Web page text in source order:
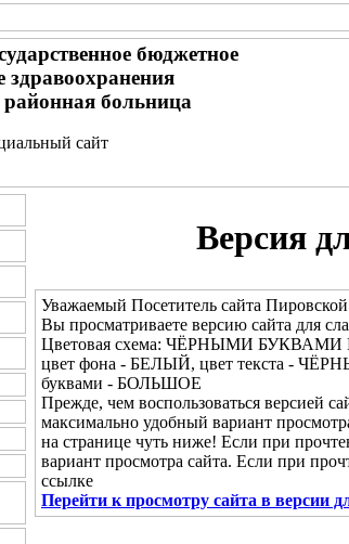
бюджетное
здравоохранения
больница
сайт
Версия
Уважаемый Посетитель сайта
Вы просматриваете версию сайта для
Цветовая схема: ЧЁРНЫМИ
цвет фона - БЕЛЫЙ, цвет текста -
буквами - БОЛЬШОЕ
Прежде, чем воспользоваться версией
максимально удобный вариант
на странице чуть ниже! Если при
вариант просмотра сайта. Если при
ссылке
Перейти к просмотру сайта в версии